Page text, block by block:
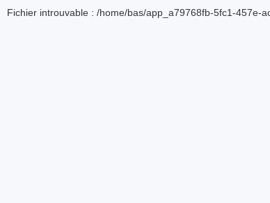
Fichier introuvable : /home/bas/app_a79768fb-5fc1-457e-